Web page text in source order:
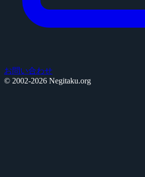
お問い合わせ
© 2002-2026 Negitaku.org